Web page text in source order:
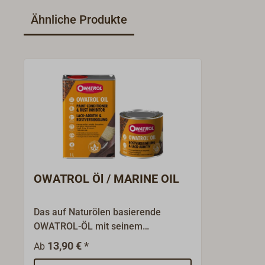
Ähnliche Produkte
OWATROL Öl / MARINE OIL
Das auf Naturölen basierende
OWATROL-ÖL mit seinem
außerordentlich guten
Penetrationsvermögen ist das
Ab 13,90 € *